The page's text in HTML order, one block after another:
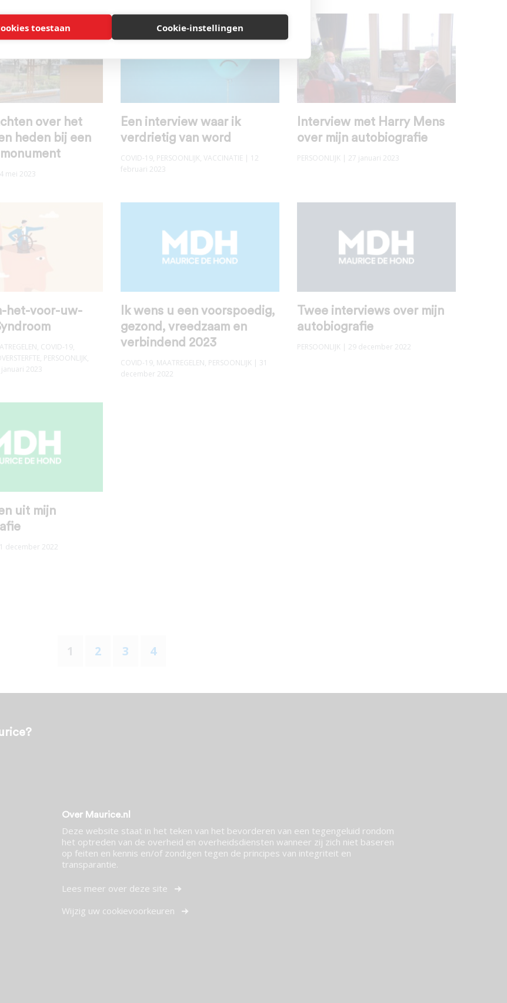
toestaan Cookie-instellingen
over het
heden bij een
mei 2023
Een interview waar ik
verdrietig van word
COVID-19, PERSOONLIJK, VACCINATIE | 12
februari 2023
Interview met Harry Mens
over mijn autobiografie
PERSOONLIJK | 27 januari 2023
het-voor-uw-
, COVID-19,
, PERSOONLIJK,
2023
Ik wens u een voorspoedig,
gezond, vreedzaam en
verbindend 2023
COVID-19, MAATREGELEN, PERSOONLIJK | 31
december 2022
Twee interviews over mijn
autobiografie
PERSOONLIJK | 29 december 2022
uit mijn
december 2022
1 2 3 4
Over Maurice.nl
Deze website staat in het teken van het bevorderen van een tegengeluid rondom
het optreden van de overheid en overheidsdiensten wanneer zij zich niet baseren
op feiten en kennis en/of zondigen tegen de principes van integriteit en
transparantie.
Lees meer over deze site
Wijzig uw cookievoorkeuren